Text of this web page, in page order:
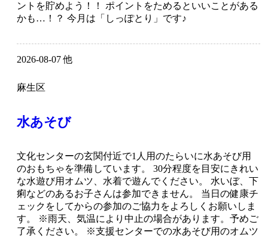
ントを貯めよう！！ ポイントをためるといいことがある
かも…！？ 今月は「しっぽとり」です♪
2026-08-07 他
麻生区
水あそび
文化センターの玄関付近で1人用のたらいに水あそび用
のおもちゃを準備しています。 30分程度を目安にきれい
な水遊び用オムツ、水着で遊んでください。 水いぼ、下
痢などのあるお子さんは参加できません。 当日の健康チ
ェックをしてからの参加のご協力をよろしくお願いしま
す。 ※雨天、気温により中止の場合があります。予めご
了承ください。 ※支援センターでの水あそび用のオムツ